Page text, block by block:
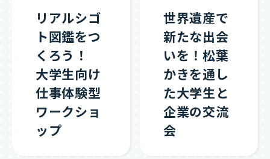
リアルシゴ
ト図鑑をつ
くろう！
大学生向け
仕事体験型
ワークショ
ップ
世界遺産で
新たな出会
いを！松葉
かきを通し
た大学生と
企業の交流
会